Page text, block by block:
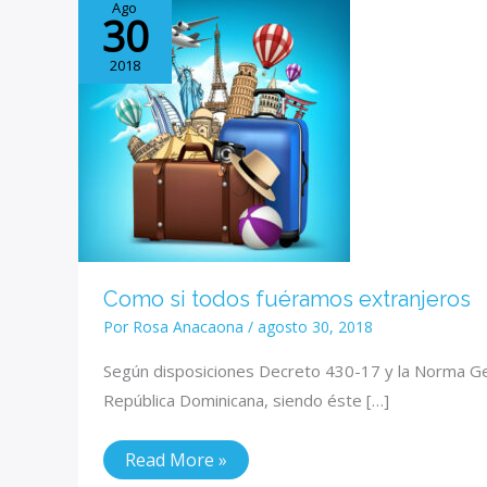
Ago
30
2018
Como si todos fuéramos extranjeros
Por Rosa Anacaona / agosto 30, 2018
Según disposiciones Decreto 430-17 y la Norma
República Dominicana, siendo éste […]
Como
si
todos
fuéramos
extranjeros
Read More »